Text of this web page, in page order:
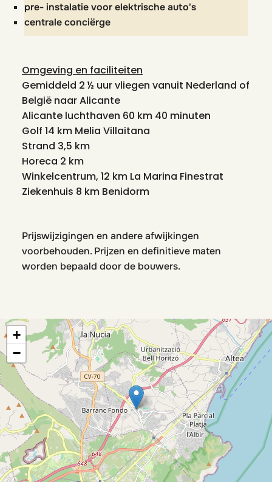
pre- instalatie voor elektrische auto's
centrale conciërge
Omgeving en faciliteiten
Gemiddeld 2 ½ uur vliegen vanuit Nederland of
België naar Alicante
Alicante luchthaven 60 km 40 minuten
Golf 14 km Melia Villaitana
Strand 3,5 km
Horeca 2 km
Winkelcentrum, 12 km La Marina Finestrat
Ziekenhuis 8 km Benidorm
Prijswijzigingen en andere afwijkingen
voorbehouden. Prijzen en definitieve maten
worden bepaald door de bouwers.
+
−